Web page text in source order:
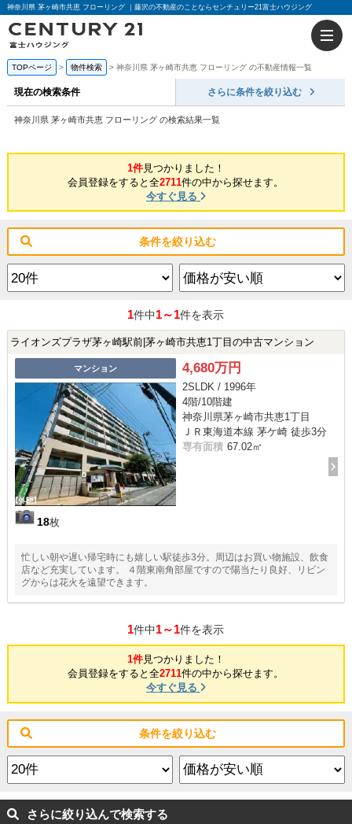
神奈川県 茅ヶ崎市共恵 フローリング ｜藤沢の不動産のことならセンチュリー21富士ハウジング
TOPページ 物件検索 神奈川県 茅ヶ崎市共恵 フローリング の不動産情報一覧
現在の検索条件 さらに条件を絞り込む
神奈川県 茅ヶ崎市共恵 フローリング の検索結果一覧
1件見つかりました！
会員登録をすると全2711件の中から探せます。
今すぐ見る
条件を絞り込む
1件中1～1件を表示
ライオンズプラザ茅ヶ崎駅前|茅ヶ崎市共恵1丁目の中古マンション
マンション
18枚
4,680万円
2SLDK / 1996年
4階/10階建
神奈川県茅ヶ崎市共恵1丁目
ＪＲ東海道本線 茅ケ崎 徒歩3分
専有面積 67.02㎡
忙しい朝や遅い帰宅時にも嬉しい駅徒歩3分。周辺はお買い物施設、飲食
店など充実しています。 ４階東南角部屋ですので陽当たり良好、リビン
グからは花火を遠望できます。
1件中1～1件を表示
1件見つかりました！
会員登録をすると全2711件の中から探せます。
今すぐ見る
条件を絞り込む
さらに絞り込んで検索する